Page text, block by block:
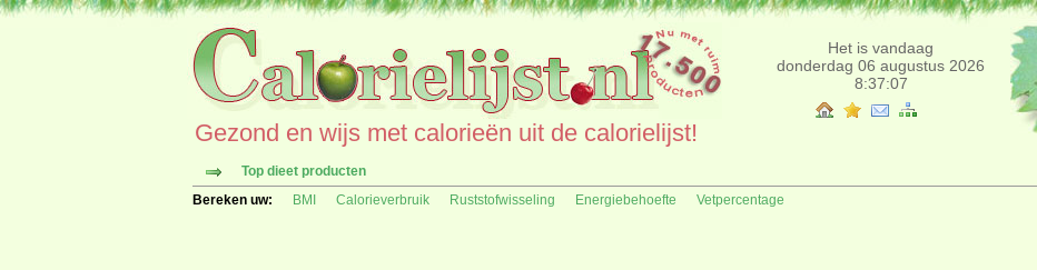
Het is vandaag
donderdag 06 augustus 2026
8:37:07
Gezond en wijs met calorieën uit de calorielijst!
Top dieet producten
Bereken uw:
BMI Calorieverbruik Ruststofwisseling Energiebehoefte Vetpercentage